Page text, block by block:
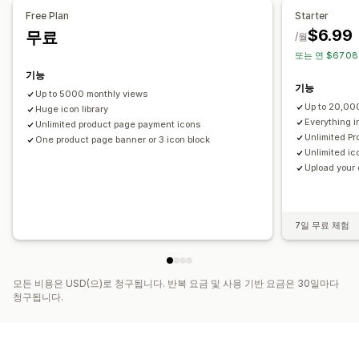
아이콘 위치
수동 위치
사용자 지정 페이지
홈페이지
방문 페이지
분석 및 보고
Free Plan
무료
기능
Up to 5000 monthly views
Huge icon library
Unlimited product page payment icons
One product page banner or 3 icon block
Starter
$6.99
/월
또는 연
기능
Up to
Everything
Unlimited
Unlimited
Upload your
7일 무료 체험
모든 비용은 USD(으)로 청구됩니다. 반복 요금 및 사용 기반 요금은 30일마다
청구됩니다.